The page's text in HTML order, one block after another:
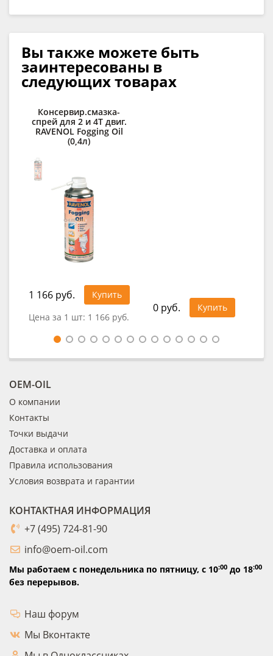
Вы также можете быть
заинтересованы в
следующих товарах
Консервир.смазка-
спрей для 2 и 4Т двиг.
RAVENOL Fogging Oil
(0,4л)
1 166 руб.
Купить
Цена за 1 шт: 1 166 руб.
0 руб. Купить
OEM-OIL
О компании
Контакты
Точки выдачи
Доставка и оплата
Правила использования
Условия возврата и гарантии
КОНТАКТНАЯ ИНФОРМАЦИЯ
+7 (495) 724-81-90
info@oem-oil.com
Мы работаем с понедельника по пятницу, с 10:00 до 18:00
без перерывов.
Наш форум
Мы Вконтакте